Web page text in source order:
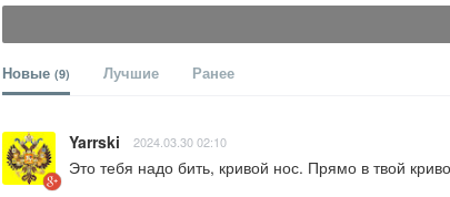
Новые (9) Лучшие Ранее
Yarrski 2024.03.30 02:10
Это тебя надо бить, кривой нос. Прямо в твой